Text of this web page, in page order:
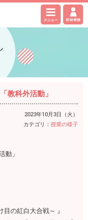
教科外活動」
2023年10月3日（火）
カテゴリ： 授業の様子
動」
目の紅白大合戦～ 』